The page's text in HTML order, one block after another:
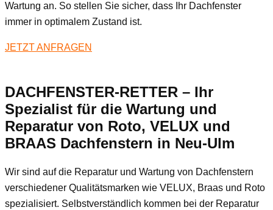
Wartung an. So stellen Sie sicher, dass Ihr Dachfenster
immer in optimalem Zustand ist.
JETZT ANFRAGEN
DACHFENSTER-RETTER – Ihr
Spezialist für die Wartung und
Reparatur von Roto, VELUX und
BRAAS Dachfenstern in Neu-Ulm
Wir sind auf die Reparatur und Wartung von Dachfenstern
verschiedener Qualitätsmarken wie VELUX, Braas und Roto
spezialisiert. Selbstverständlich kommen bei der Reparatur